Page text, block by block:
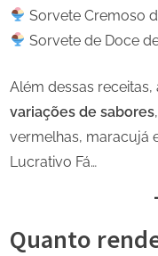
Sorvete Cremoso
Sorvete de Doce
Além dessas
variações de sabores
vermelhas, maracujá
Lucrativo Fá…
Quanto